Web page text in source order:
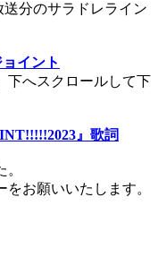
分のサラドレライン
イント
下へスクロールして下
』歌詞
お願いいたします。